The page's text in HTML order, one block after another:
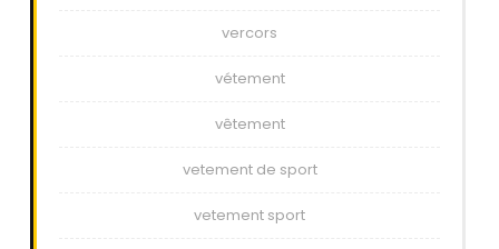
vercors
vétement
vêtement
vetement de sport
vetement sport